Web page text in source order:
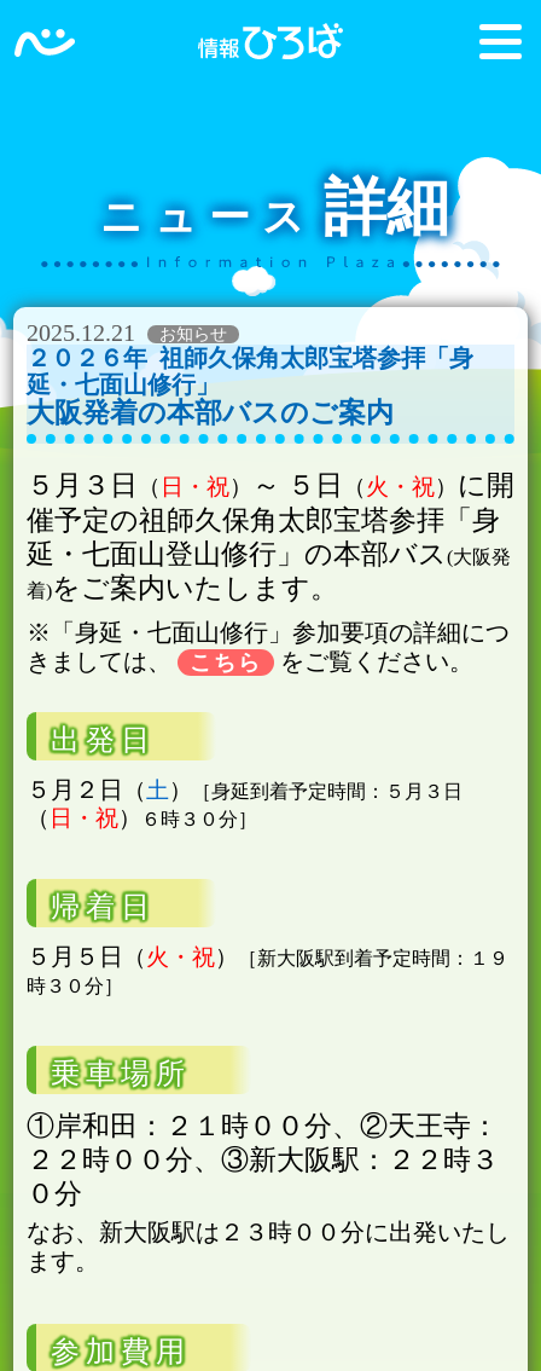
ニュース 詳細
2025.12.21
２０２６年 祖師久保角太郎宝塔参拝「身
延・七面山修行」
大阪発着の本部バスのご案内
５月３日 日・祝 ～ ５日 火・祝
に開
催予定の祖師久保角太郎宝塔参拝「身
延・七面山登山修行」の本部バス (大阪発
着)をご案内いたします。
※「身延・七面山修行」参加要項の詳細につ
きましては、
をご覧ください。
出発日
５月２日 土 ［身延到着予定時間：５月３日
日・祝 ６時３０分］
帰着日
５月５日 火・祝
［新大阪駅到着予定時間：１９
時３０分］
乗車場所
①岸和田：２１時００分、②天王寺：
２２時００分、③新大阪駅：２２時３
０分
なお、新大阪駅は２３時００分に出発いたし
ます。
参加費用